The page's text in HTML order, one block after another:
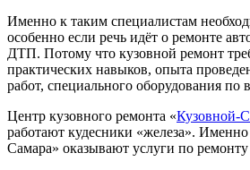
Именно к таким специалистам
особенно если речь идёт о ремонте
ДТП. Потому что кузовной ремонт
практических навыков, опыта
работ, специального оборудования по
Центр кузовного ремонта «Кузовной-
работают кудесники «железа».
Самара» оказывают услуги по ремонту